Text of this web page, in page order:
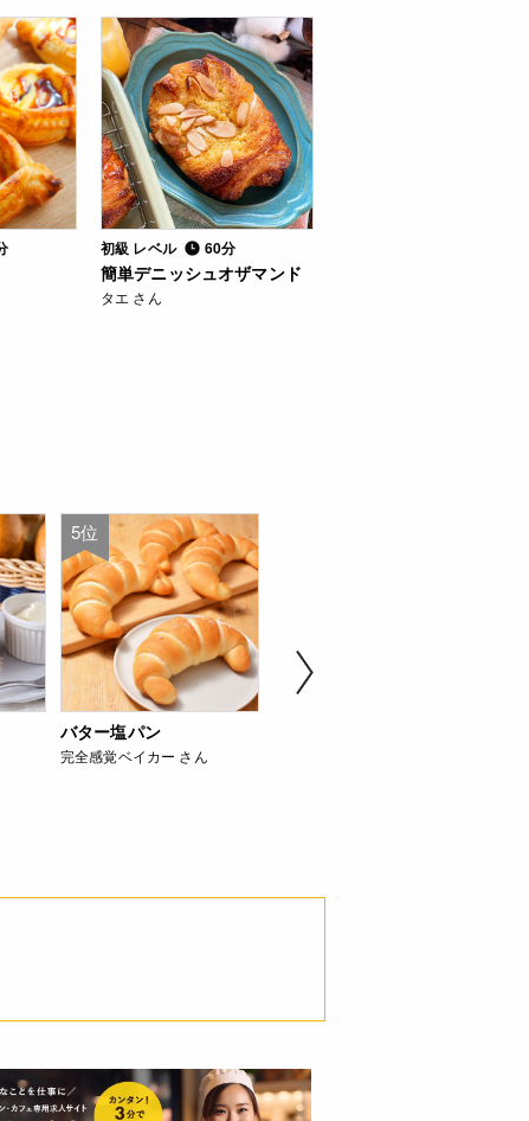
初級 レベル 60分
簡単デニッシュオザマンド
タエ さん
5位
バター塩パン
完全感覚ベイカー さん